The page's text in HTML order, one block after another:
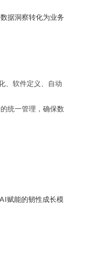
据洞察转化为业务
、软件定义、自动
统一管理，确保数
赋能的韧性成长模